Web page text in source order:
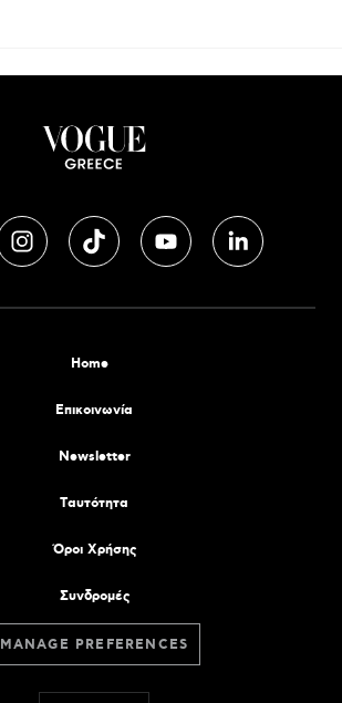
Home
Επικοινωνία
Newsletter
Tαυτότητα
Όροι Χρήσης
Συνδρομές
MANAGE PREFERENCES